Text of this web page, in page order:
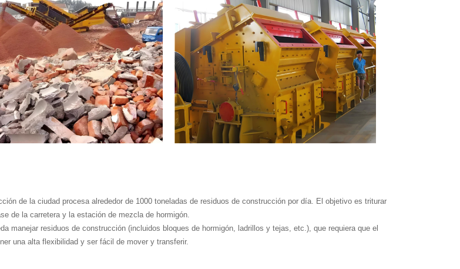
de la ciudad procesa alrededor de 1000 toneladas de residuos de construcción por día. El objetivo es triturar
de la carretera y la estación de mezcla de hormigón.
manejar residuos de construcción (incluidos bloques de hormigón, ladrillos y tejas, etc.), que requiera que el
una alta flexibilidad y ser fácil de mover y transferir.